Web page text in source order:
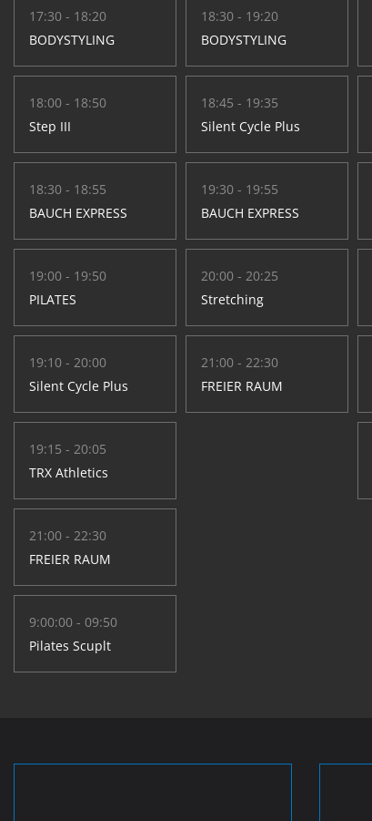
17:30 - 18:20
BODYSTYLING
18:00 - 18:50
Step III
18:30 - 18:55
BAUCH EXPRESS
19:00 - 19:50
PILATES
19:10 - 20:00
Silent Cycle Plus
19:15 - 20:05
TRX Athletics
21:00 - 22:30
FREIER RAUM
9:00:00 - 09:50
Pilates Scuplt
18:30 - 19:20
BODYSTYLING
18:45 - 19:35
Silent Cycle Plus
19:30 - 19:55
BAUCH EXPRESS
20:00 - 20:25
Stretching
21:00 - 22:30
FREIER RAUM